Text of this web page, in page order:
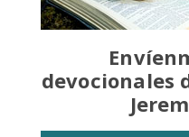
devocionales